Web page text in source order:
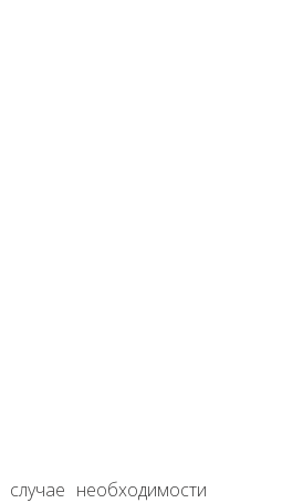
необходимости